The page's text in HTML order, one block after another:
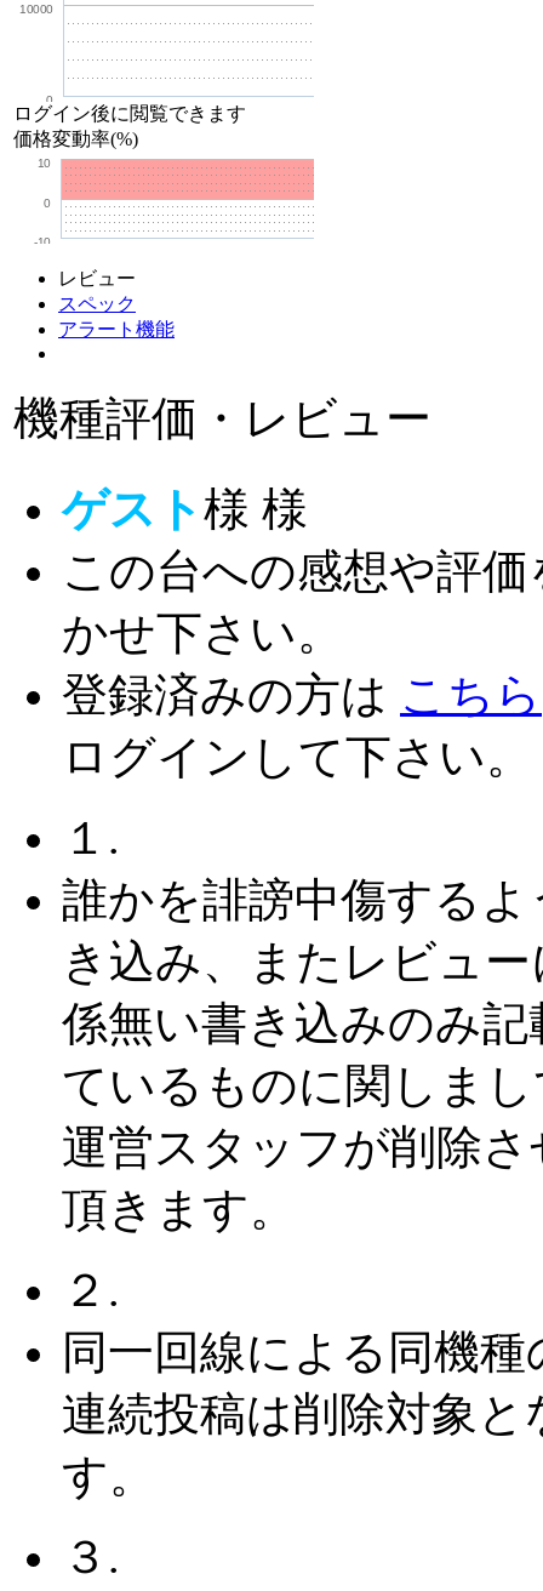
0
10000
ログイン後に閲覧できます
価格変動率(%)
-10
0
10
レビュー
スペック
アラート機能
機種評価・レビュー
ゲスト様 様
この台への感想や評価
かせ下さい。
登録済みの方は こちら
ログインして下さい。
１.
誰かを誹謗中傷するよ
き込み、またレビュー
係無い書き込みのみ記
ているものに関しま
運営スタッフが削除さ
頂きます。
２.
同一回線による同機種
連続投稿は削除対象と
す。
３.